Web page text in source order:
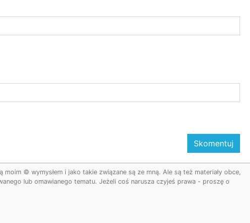
© wymysłem i jako takie związane są ze mną. Ale są też materiały obce,
lub omawianego tematu. Jeżeli coś narusza czyjeś prawa - proszę o